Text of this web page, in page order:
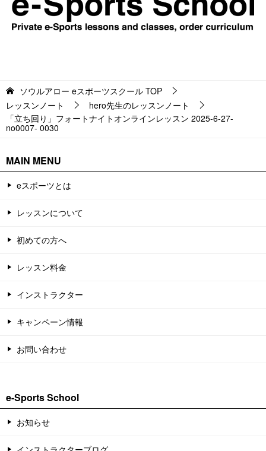
ソウルアロー eスポーツスクール TOP
レッスンノート
hero先生のレッスンノート
「立ち回り」フォートナイトオンラインレッスン 2025-6-27-
no0007- 0030
MAIN MENU
eスポーツとは
レッスンについて
初めての方へ
レッスン料金
インストラクター
キャンペーン情報
お問い合わせ
e-Sports School
お知らせ